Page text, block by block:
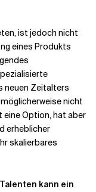
ist jedoch nicht
eines Produkts
neuen Zeitalters
nicht
eine Option, hat aber
erheblicher
skalierbares
kann ein